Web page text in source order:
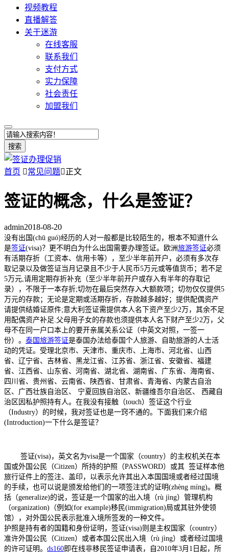
视频教程
直播解答
关于迷游
在线客服
联系我们
支付方式
实力保障
社会责任
加盟我们
搜索
首页 常见问题正文
签证的概念，什么是签证？
admin2018-08-20
没有出国(chū guó)经历的人对一般都是比较陌生的，根本不知道什么
是签证(visa)？更不明白为什么出国需要办理签证。欧洲旅游签证必须
有活期存折（工资本、信用卡等），至少半年前开户，必须有多次存
取记录以及做签证当月记录且不少于人民币5万元或等值货币；若不足
5万元,请用定期存折补充（至少半年前开户或存入有半年的存取记
录），不限于一本存折;切勿在最后突然存入大额款项；切勿仅仅提供5
万元的存款；无论是定期或活期存折，存款越多越好；提供配偶资产
请提供结婚证原件;意大利签证需提供本人名下资产至少2万，其余不足
用配偶资产补足.父母用子女的存款也须提供本人名下财产至少2万，父
母不在同一户口本上的要开亲属关系公证（中英文对照，一签一
份）。 泰国旅游签证是泰国办法给泰国个人旅游、自助旅游的人士活
动的凭证。受理北京市、天津市、重庆市、上海市、河北省、山西
省、辽宁省、吉林省、黑龙江省、江苏省、浙江省、安徽省、福建
省、江西省、山东省、河南省、湖北省、湖南省、广东省、海南省、
四川省、贵州省、云南省、陕西省、甘肃省、青海省、内蒙古自治
区、广西壮族自治区、 宁夏回族自治区、新疆维吾尔自治区、 西藏自
治区因私护照持有人。在我没有接触（touch）签证这个行业
（Industry）的时候，我对签证也是一窍不通的。下面我们来介绍
(Introduction)一下什么是签证？
签证(visa)，英文名为visa是一个国家（country）的主权机关在本
国或外国公民（Citizen）所持的护照（PASSWORD）或其 签证样本他
旅行证件上的签注、盖印，以表示允许其出入本国国境或者经过国境
的手续，也可以说是颁发给他们的一项签注式的证明(zhèng míng)。概
括（generalize)的说，签证是一个国家的出入境（rù jìng）管理机构
（organization)（例如(for example)移民(immigration)局或其驻外使领
馆），对外国公民表示批准入境所签发的一种文件。
护照是持有者的国籍和身份证明，签证(visa)则是主权国家（country）
准许外国公民（Citizen）或者本国公民出入境（rù jìng）或者经过国境
的许可证明。 ds160即在线非移民签证申请表，自2010年3月1日起，所